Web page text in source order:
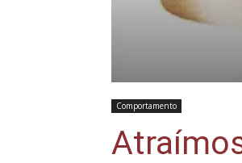
Comportamento